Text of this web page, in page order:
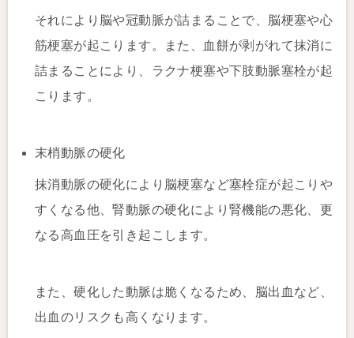
それにより脳や冠動脈が詰まることで、脳梗塞や心
筋梗塞が起こります。また、血餅が剥がれて抹消に
詰まることにより、ラクナ梗塞や下肢動脈塞栓が起
こります。
末梢動脈の硬化
抹消動脈の硬化により脳梗塞など塞栓症が起こりや
すくなる他、腎動脈の硬化により腎機能の悪化、更
なる高血圧を引き起こします。
また、硬化した動脈は脆くなるため、脳出血など、
出血のリスクも高くなります。